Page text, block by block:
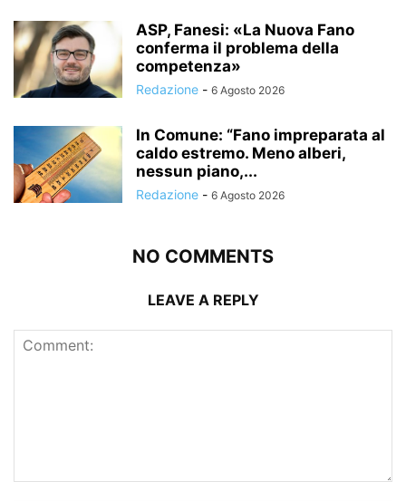
ASP, Fanesi: «La Nuova Fano
conferma il problema della
competenza»
Redazione - 6 Agosto 2026
In Comune: “Fano impreparata al
caldo estremo. Meno alberi,
nessun piano,...
Redazione - 6 Agosto 2026
NO COMMENTS
LEAVE A REPLY